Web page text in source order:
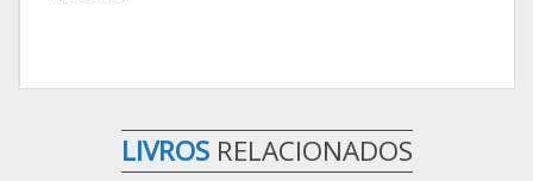
LIVROS RELACIONADOS